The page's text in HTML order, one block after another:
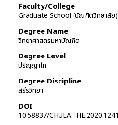
Faculty/College
Graduate School (บัณฑิตวิทยาลัย)
Degree Name
วิทยาศาสตรมหาบัณฑิต
Degree Level
ปริญญาโท
Degree Discipline
สรีรวิทยา
DOI
10.58837/CHULA.THE.2020.1241